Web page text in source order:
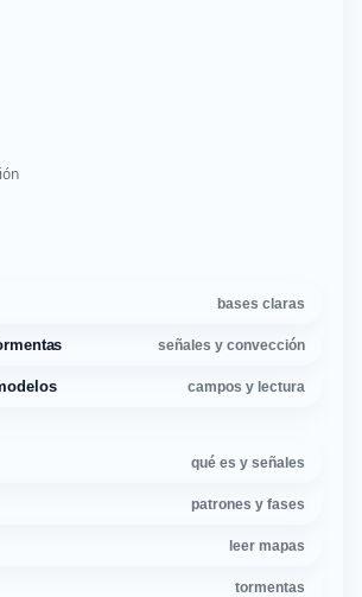
bases claras
señales y convección
campos y lectura
qué es y señales
patrones y fases
leer mapas
tormentas